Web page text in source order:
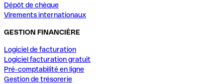
Dépôt de chèque
Virements internationaux
GESTION FINANCIÈRE
Logiciel de facturation
Logiciel facturation gratuit
Pré-comptabilité en ligne
Gestion de trésorerie